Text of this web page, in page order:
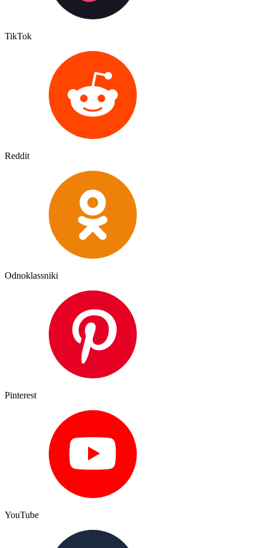
TikTok
Reddit
Odnoklassniki
Pinterest
YouTube